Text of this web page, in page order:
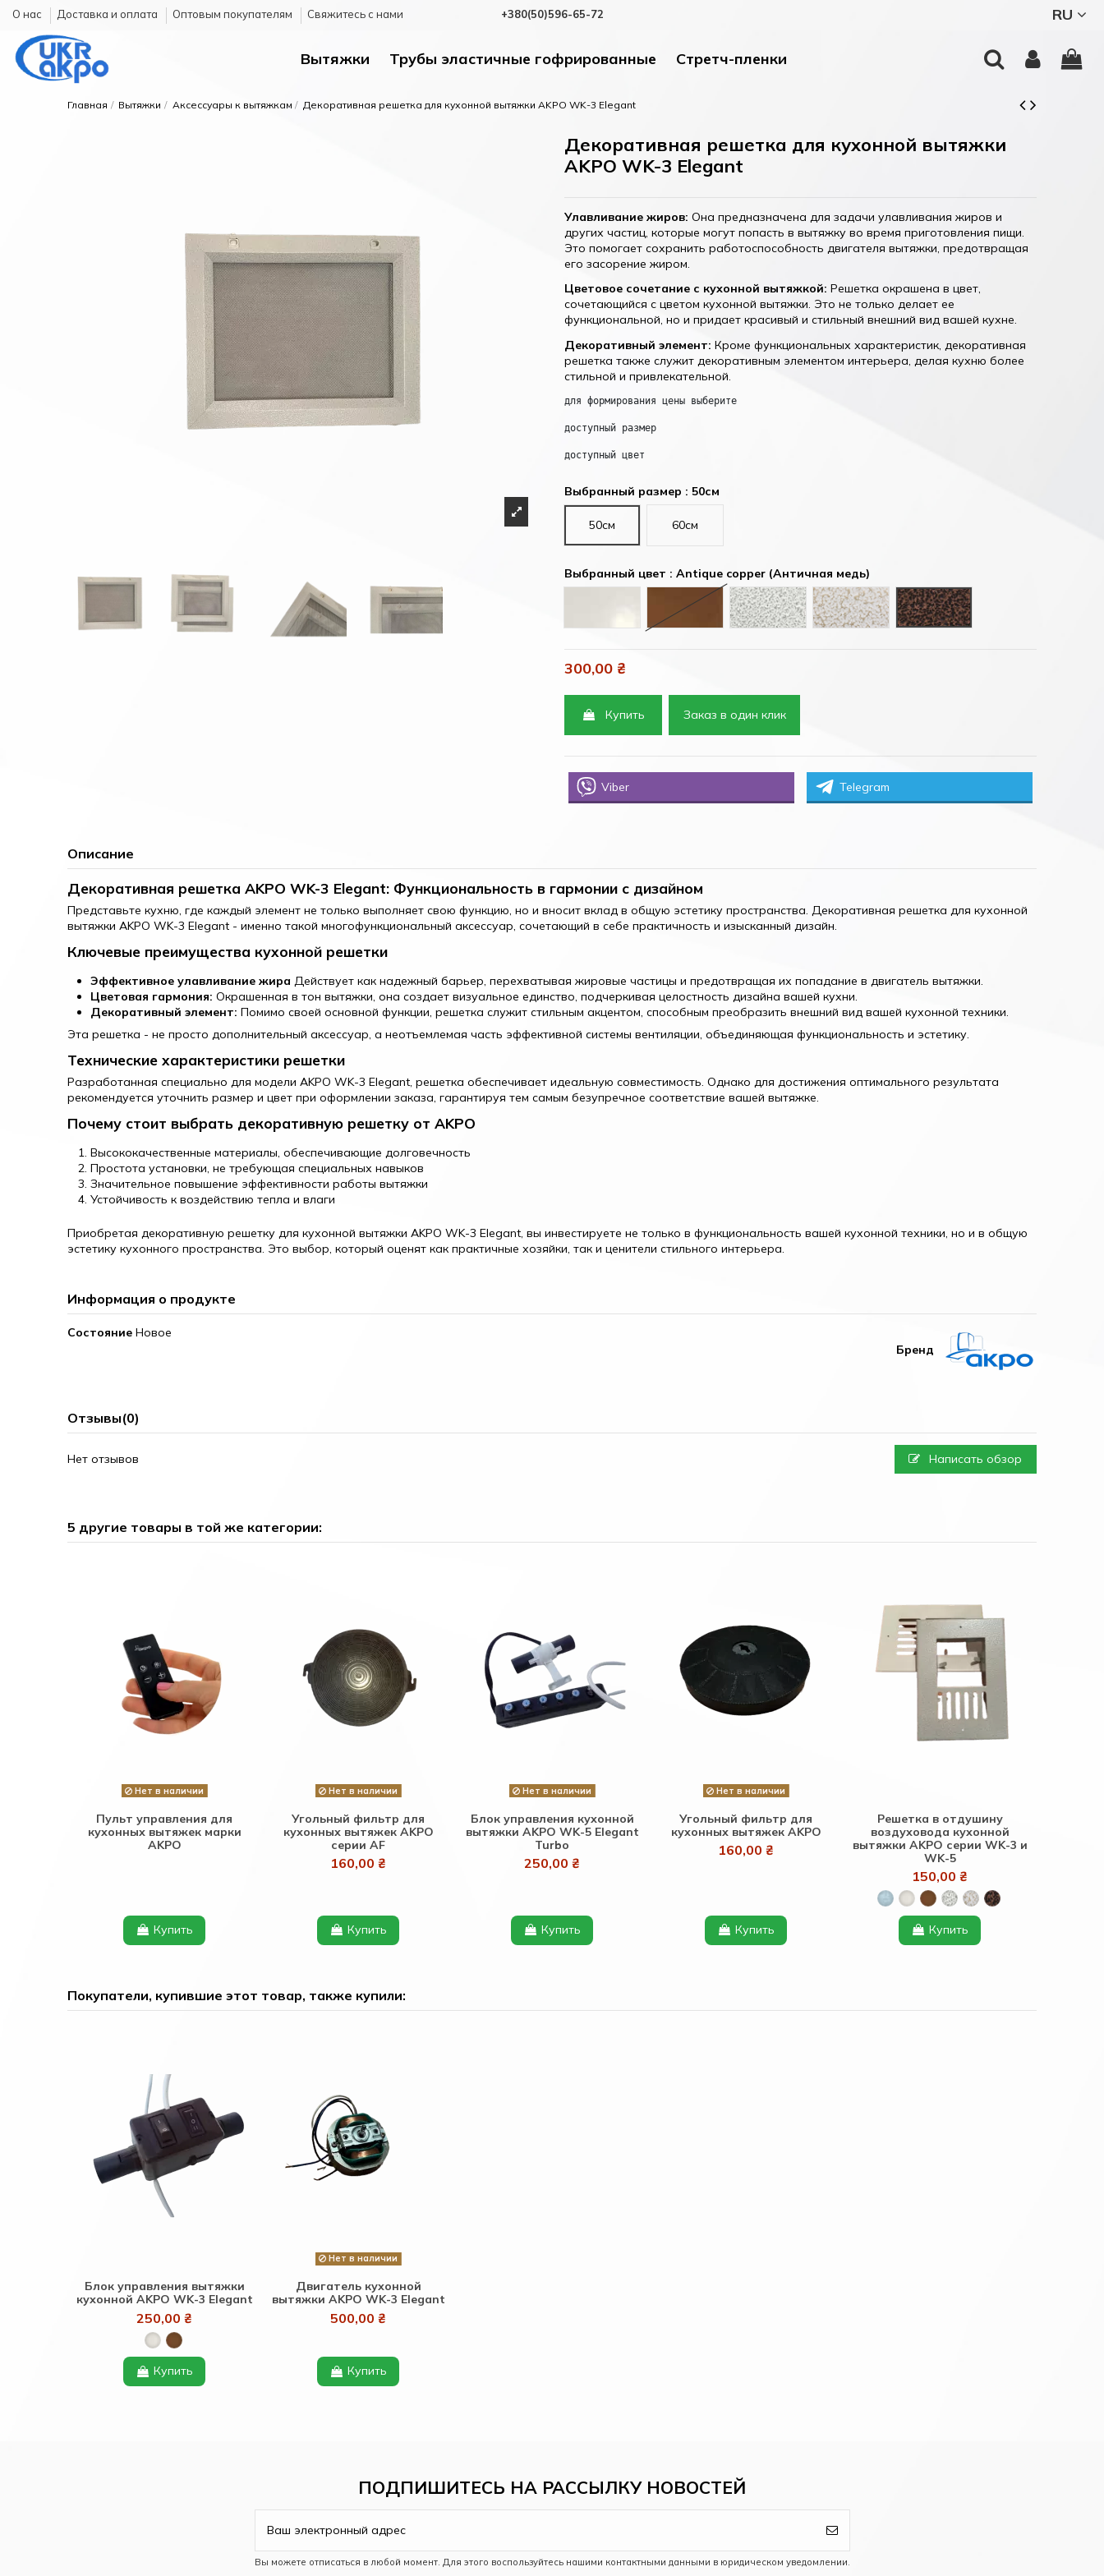
О нас Доставка и оплата Оптовым покупателям Cвяжитесь с нами +380(50)596-65-72 RU
Вытяжки Трубы эластичные гофрированные Стретч-пленки
Главная Вытяжки Аксессуары к вытяжкам Декоративная решетка для кухонной вытяжки AKPO WK-3 Elegant
Декоративная решетка для кухонной вытяжки
AKPO WK-3 Elegant
Улавливание жиров: Она предназначена для задачи улавливания жиров и
других частиц, которые могут попасть в вытяжку во время приготовления пищи.
Это помогает сохранить работоспособность двигателя вытяжки, предотвращая
его засорение жиром.
Цветовое сочетание с кухонной вытяжкой: Решетка окрашена в цвет,
сочетающийся с цветом кухонной вытяжки. Это не только делает ее
функциональной, но и придает красивый и стильный внешний вид вашей кухне.
Декоративный элемент: Кроме функциональных характеристик, декоративная
решетка также служит декоративным элементом интерьера, делая кухню более
стильной и привлекательной.
для формирования цены выберите
доступный размер
доступный цвет
Выбранный размер : 50см
50см 60см
Выбранный цвет : Antique copper (Античная медь)
Brown (Коричневый)Antique ash (Античный пепел)Antique gold (Античное золото)
Antique copper (Античная
300,00 ₴
Купить Заказ в один клик
Viber Telegram
Описание
Декоративная решетка AKPO WK-3 Elegant: Функциональность в гармонии с дизайном
Представьте кухню, где каждый элемент не только выполняет свою функцию, но и вносит вклад в общую эстетику пространства. Декоративная решетка для кухонной
вытяжки AKPO WK-3 Elegant - именно такой многофункциональный аксессуар, сочетающий в себе практичность и изысканный дизайн.
Ключевые преимущества кухонной решетки
Эффективное улавливание жира Действует как надежный барьер, перехватывая жировые частицы и предотвращая их попадание в двигатель вытяжки.
Цветовая гармония: Окрашенная в тон вытяжки, она создает визуальное единство, подчеркивая целостность дизайна вашей кухни.
Декоративный элемент: Помимо своей основной функции, решетка служит стильным акцентом, способным преобразить внешний вид вашей кухонной техники.
Эта решетка - не просто дополнительный аксессуар, а неотъемлемая часть эффективной системы вентиляции, объединяющая функциональность и эстетику.
Технические характеристики решетки
Разработанная специально для модели AKPO WK-3 Elegant, решетка обеспечивает идеальную совместимость. Однако для достижения оптимального результата
рекомендуется уточнить размер и цвет при оформлении заказа, гарантируя тем самым безупречное соответствие вашей вытяжке.
Почему стоит выбрать декоративную решетку от AKPO
Высококачественные материалы, обеспечивающие долговечность
Простота установки, не требующая специальных навыков
Значительное повышение эффективности работы вытяжки
Устойчивость к воздействию тепла и влаги
Приобретая декоративную решетку для кухонной вытяжки AKPO WK-3 Elegant, вы инвестируете не только в функциональность вашей кухонной техники, но и в общую
эстетику кухонного пространства. Это выбор, который оценят как практичные хозяйки, так и ценители стильного интерьера.
Информация о продукте
Бренд
Состояние Новое
Отзывы(0)
Нет отзывов Написать обзор
5 другие товары в той же категории:
Нет в наличии
Пульт управления для
кухонных вытяжек марки
AKPO
Купить
Нет в наличии
Угольный фильтр для
кухонных вытяжек AKPO
серии AF
160,00 ₴
Купить
Нет в наличии
Блок управления кухонной
вытяжки AKPO WK-5 Elegant
Turbo
250,00 ₴
Купить
Нет в наличии
Угольный фильтр для
кухонных вытяжек AKPO
160,00 ₴
Купить
Решетка в отдушину
воздуховода кухонной
вытяжки AKPO серии WK-3 и
WK-5
150,00 ₴
Купить
Покупатели, купившие этот товар, также купили:
Блок управления вытяжки
кухонной AKPO WK-3 Elegant
250,00 ₴
Купить
Нет в наличии
Двигатель кухонной
вытяжки AKPO WK-3 Elegant
500,00 ₴
Купить
ПОДПИШИТЕСЬ НА РАССЫЛКУ НОВОСТЕЙ
Вы можете отписаться в любой момент. Для этого воспользуйтесь нашими контактными данными в юридическом уведомлении.